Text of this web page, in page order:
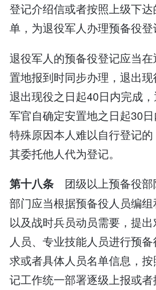
登记介绍信或者按照上级下达
单，为退役军人办理预备役登
退役军人的预备役登记应当
置地报到时同步办理，退出现
退出现役之日起40日内完成
军官自确定安置地之日起30
特殊原因本人难以自行登记
其委托他人代为登记。
第十八条 团级以上预备役
部门应当根据预备役人员编
以及战时兵员动员需要，提
人员、专业技能人员进行预
求或者具体人员名单信息，
记工作统一部署逐级上报或